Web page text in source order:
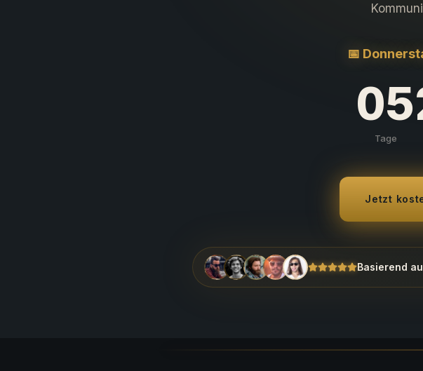
📅
05
Tage
Jetzt
Basierend